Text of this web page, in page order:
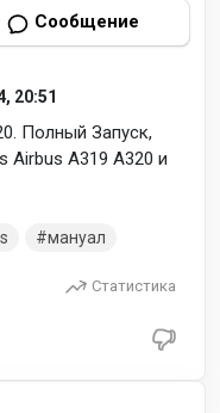
Сообщение
20:51
Полный Запуск,
Airbus A319 A320 и
мануал
Статистика